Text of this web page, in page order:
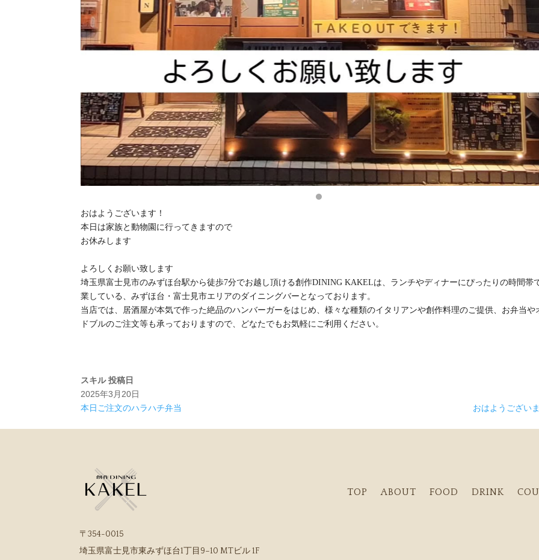
おはようございます！
本日は家族と動物園に行ってきますので
お休みします
よろしくお願い致します
埼玉県富士見市のみずほ台駅から徒歩7分でお越し頂ける創作DINING KAKELは、ランチやディナーにぴったりの時間帯
業している、みずほ台・富士見市エリアのダイニングバーとなっております。
当店では、居酒屋が本気で作った絶品のハンバーガーをはじめ、様々な種類のイタリアンや創作料理のご提供、お弁当や
ドブルのご注文等も承っておりますので、どなたでもお気軽にご利用ください。
スキル 投稿日
2025年3月20日
本日ご注文のハラハチ弁当
おはようござい
〒354-0015
埼玉県富士見市東みずほ台1丁目9−10 MTビル 1F
TOP ABOUT FOOD DRINK